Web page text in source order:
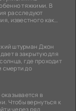
тяжкими. В
расследуют
известного как
штурман Джон
в закрытую для
где проходит
смерти до
в
Чтобы вернуться к